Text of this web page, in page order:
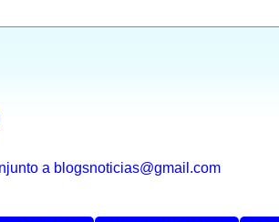
a blogsnoticias@gmail.com